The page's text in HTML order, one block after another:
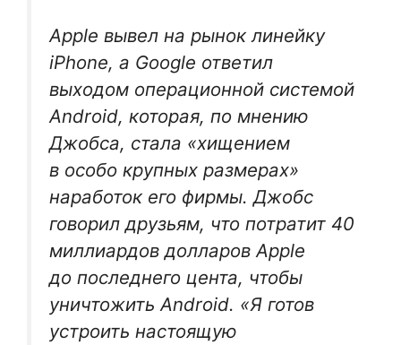
Apple вывел на рынок линейку
iPhone, а Google ответил
выходом операционной системой
Android, которая, по мнению
Джобса, стала «хищением
в особо крупных размерах»
наработок его фирмы. Джобс
говорил друзьям, что потратит 40
миллиардов долларов Apple
до последнего цента, чтобы
уничтожить Android. «Я готов
устроить настоящую